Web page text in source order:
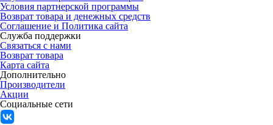
Условия партнерской программы
Возврат товара и денежных средств
Соглашение и Политика сайта
Служба поддержки
Связаться с нами
Возврат товара
Карта сайта
Дополнительно
Производители
Акции
Социальные сети